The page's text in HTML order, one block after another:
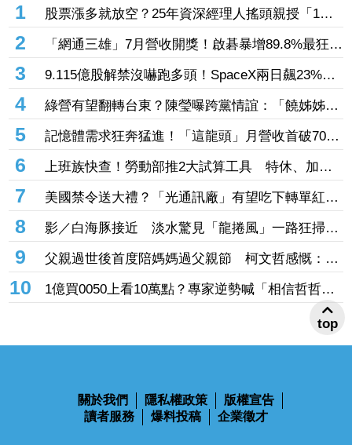
1
股票漲多就放空？25年資深經理人搖頭親授「1絕
招」抓買賣時機：看誰占上風
2
「網通三雄」7月營收開獎！啟碁暴增89.8%最狂
這2檔也創同期新高
3
9.115億股解禁沒嚇跑多頭！SpaceX兩日飆23%
離IPO價只差一步
4
綠營有望翻轉台東？陳瑩曝跨黨情誼：「饒姊姊」
曾親授「這職位」
5
記憶體需求狂奔猛進！「這龍頭」月營收首破70億
創新高 前七月年增飆破137%
6
上班族快查！勞動部推2大試算工具 特休、加班
費一鍵算清楚
7
美國禁令送大禮？「光通訊廠」有望吃下轉單紅
利 訂單能見度直達年底
8
影／白海豚接近 淡水驚見「龍捲風」一路狂掃震
撼畫面曝！
9
父親過世後首度陪媽媽過父親節 柯文哲感慨：有
些事情真的不能等
10
1億買0050上看10萬點？專家逆勢喊「相信哲哲」
加碼3招揪出錯殺黑馬股
關於我們 隱私權政策
版權宣告
讀者服務
爆料投稿 企業徵才
top